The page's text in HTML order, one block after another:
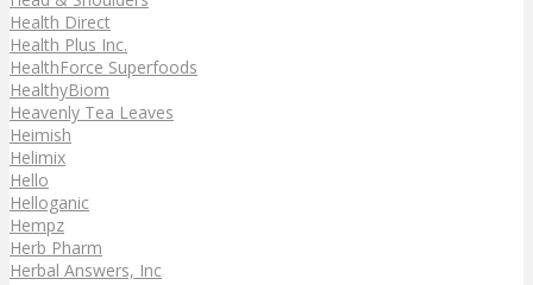
Health Direct
Health Plus Inc.
HealthForce Superfoods
HealthyBiom
Heavenly Tea Leaves
Heimish
Helimix
Hello
Helloganic
Hempz
Herb Pharm
Herbal Answers, Inc